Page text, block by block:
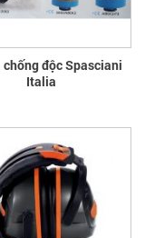
chống độc Spasciani
Italia